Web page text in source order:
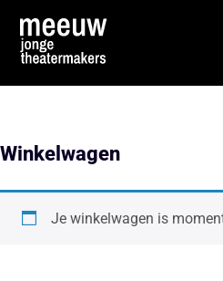
Winkelwagen
Je winkelwagen is